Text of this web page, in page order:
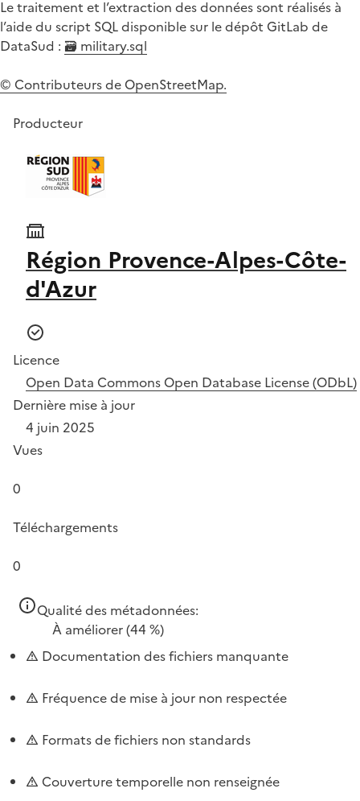
Le traitement et l’extraction des données sont réalisés à
l’aide du script SQL disponible sur le dépôt GitLab de
DataSud : 🗃️ military.sql
© Contributeurs de OpenStreetMap.
Producteur
Région Provence-Alpes-Côte-
d'Azur
Licence
Open Data Commons Open Database License (ODbL)
Dernière mise à jour
4 juin 2025
Vues
0
Téléchargements
0
Qualité des métadonnées:
À améliorer(44 %)
Documentation des fichiers manquante
Fréquence de mise à jour non respectée
Formats de fichiers non standards
Couverture temporelle non renseignée